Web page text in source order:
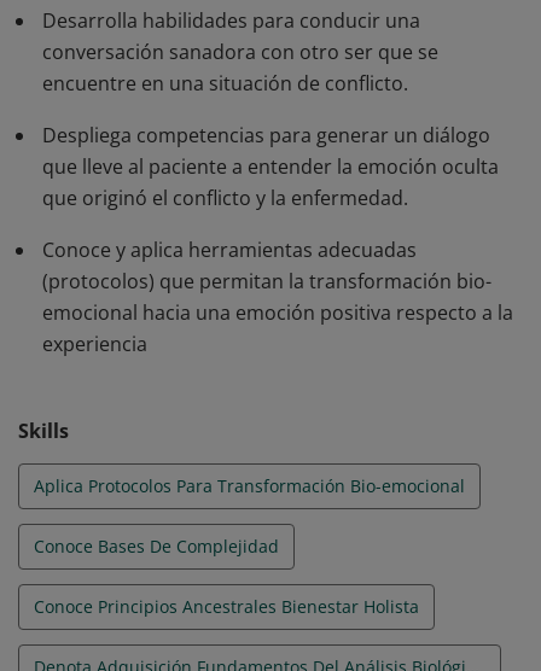
Desarrolla habilidades para conducir una
conversación sanadora con otro ser que se
encuentre en una situación de conflicto.
Despliega competencias para generar un diálogo
que lleve al paciente a entender la emoción oculta
que originó el conflicto y la enfermedad.
Conoce y aplica herramientas adecuadas
(protocolos) que permitan la transformación bio-
emocional hacia una emoción positiva respecto a la
experiencia
Skills
Aplica Protocolos Para Transformación Bio-emocional
Conoce Bases De Complejidad
Conoce Principios Ancestrales Bienestar Holista